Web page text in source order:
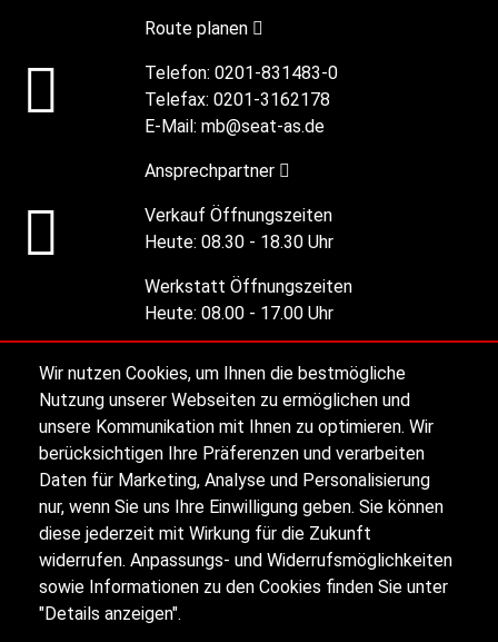
Wir nutzen Cookies, um Ihnen die bestmögliche
Nutzung unserer Webseiten zu ermöglichen und
unsere Kommunikation mit Ihnen zu optimieren. Wir
berücksichtigen Ihre Präferenzen und verarbeiten
Daten für Marketing, Analyse und Personalisierung
nur, wenn Sie uns Ihre Einwilligung geben. Sie können
diese jederzeit mit Wirkung für die Zukunft
widerrufen. Anpassungs- und Widerrufsmöglichkeiten
sowie Informationen zu den Cookies finden Sie unter
"Details anzeigen".
Route planen
Telefon: 0201-831483-0
Telefax: 0201-3162178
E-Mail: mb@seat-as.de
Ansprechpartner
Verkauf Öffnungszeiten
Heute: 08.30 - 18.30 Uhr
Werkstatt Öffnungszeiten
Heute: 08.00 - 17.00 Uhr
Alle Öffnungszeiten
Impressum
Datenschutz
Sitemap